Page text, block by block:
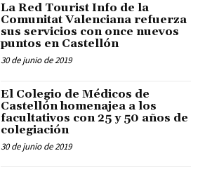
La Red Tourist Info de la
Comunitat Valenciana refuerza
sus servicios con once nuevos
puntos en Castellón
30 de junio de 2019
El Colegio de Médicos de
Castellón homenajea a los
facultativos con 25 y 50 años de
colegiación
30 de junio de 2019